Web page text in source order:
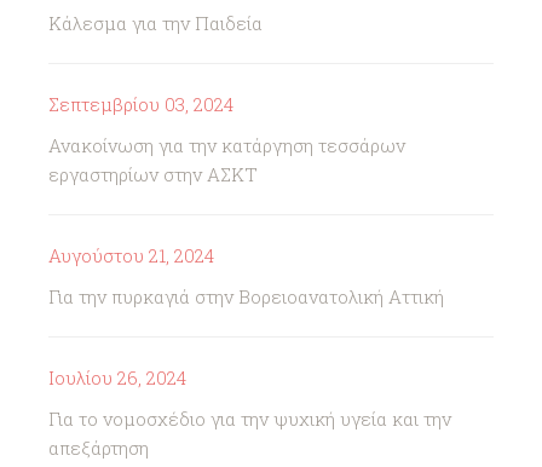
Κάλεσμα για την Παιδεία
Σεπτεμβρίου 03, 2024
Ανακοίνωση για την κατάργηση τεσσάρων
εργαστηρίων στην ΑΣΚΤ
Αυγούστου 21, 2024
Για την πυρκαγιά στην Βορειοανατολική Αττική
Ιουλίου 26, 2024
Για το νομοσχέδιο για την ψυχική υγεία και την
απεξάρτηση